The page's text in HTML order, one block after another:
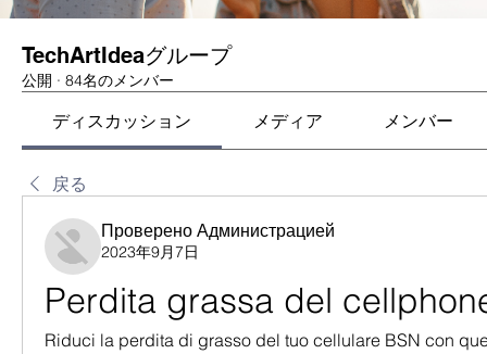
TechArtIdeaグループ
公開 · 84名のメンバー
ディスカッション メディア メンバー
戻る
Проверено Администрацией
2023年9月7日
Perdita grassa del
Riduci la perdita di grasso del tuo cellulare BSN con